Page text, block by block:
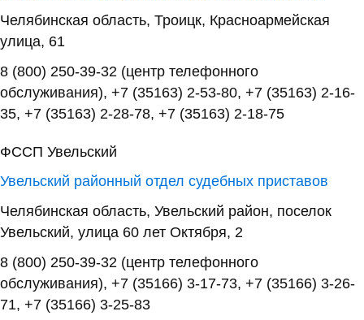
Челябинская область, Троицк, Красноармейская
улица, 61
8 (800) 250-39-32 (центр телефонного
обслуживания), +7 (35163) 2-53-80, +7 (35163) 2-16-
35, +7 (35163) 2-28-78, +7 (35163) 2-18-75
ФССП Увельский
Увельский районный отдел судебных приставов
Челябинская область, Увельский район, поселок
Увельский, улица 60 лет Октября, 2
8 (800) 250-39-32 (центр телефонного
обслуживания), +7 (35166) 3-17-73, +7 (35166) 3-26-
71, +7 (35166) 3-25-83